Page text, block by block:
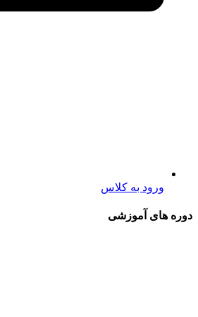
ورود به کلاس
دوره های آموزشی